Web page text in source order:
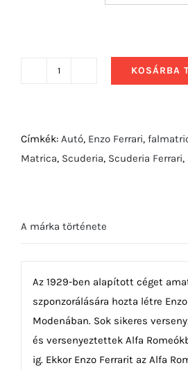
Pista
hátulról
KOSÁRBA
Címkék: Autó, Enzo Ferrari,
Matrica, Scuderia, Scuderia Ferrari,
A márka története
Az 1929-ben alapított céget
szponzorálására hozta létre
Modenában. Sok sikeres
és versenyeztettek Alfa
ig. Ekkor Enzo Ferrarit az Alfa